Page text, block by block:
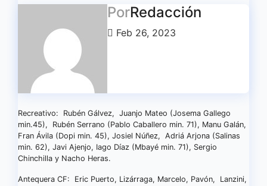
PorRedacción
Feb 26, 2023
Recreativo: Rubén Gálvez, Juanjo Mateo (Josema Gallego
min.45), Rubén Serrano (Pablo Caballero min. 71), Manu Galán,
Fran Ávila (Dopi min. 45), Josiel Núñez, Adriá Arjona (Salinas
min. 62), Javi Ajenjo, Iago Díaz (Mbayé min. 71), Sergio
Chinchilla y Nacho Heras.
Antequera CF: Eric Puerto, Lizárraga, Marcelo, Pavón, Lanzini,